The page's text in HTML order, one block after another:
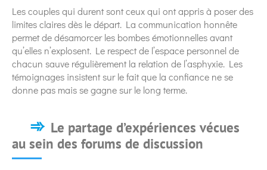
Les couples qui durent sont ceux qui ont appris à poser des
limites claires dès le départ. La communication honnête
permet de désamorcer les bombes émotionnelles avant
qu’elles n’explosent. Le respect de l’espace personnel de
chacun sauve régulièrement la relation de l’asphyxie. Les
témoignages insistent sur le fait que la confiance ne se
donne pas mais se gagne sur le long terme.
Le partage d’expériences vécues
au sein des forums de discussion